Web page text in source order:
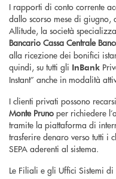
I rapporti di conto corrente
dallo scorso mese di giugno,
Allitude, la società
Bancario Cassa Centrale
alla ricezione dei bonifici
quindi, su tutti gli InBank
Instant” anche in modalità
I clienti privati possono
Monte Pruno per richiedere
tramite la piattaforma di
trasferire denaro verso tutti i
SEPA aderenti al sistema.
Le Filiali e gli Uffici Sistemi